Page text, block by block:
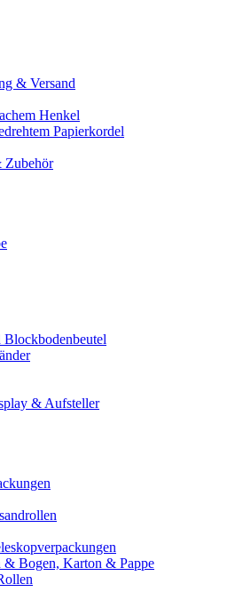
& Versand
Henkel
Papierkordel
Zubehör
& Aufsteller
& Bogen, Karton & Pappe